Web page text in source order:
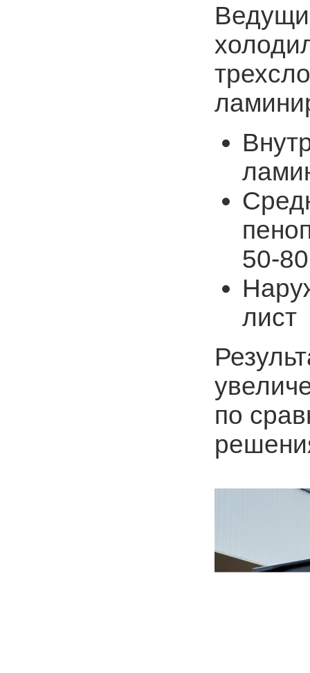
50-
лист
по